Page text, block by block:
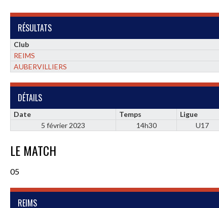
RÉSULTATS
Club
REIMS
AUBERVILLIERS
DÉTAILS
Date Temps Ligue
5 février 2023
14h30 U17
LE MATCH
05
REIMS